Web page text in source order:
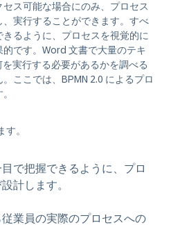
ス可能な場合にのみ、プロセス
実行することができます。すべ
るように、プロセスを視覚的に
です。Word 文書で大量のテキ
実行する必要があるかを調べる
ここでは、BPMN 2.0 によるプロ
す。
で把握できるように、プロ
計します。
業員の実際のプロセスへの